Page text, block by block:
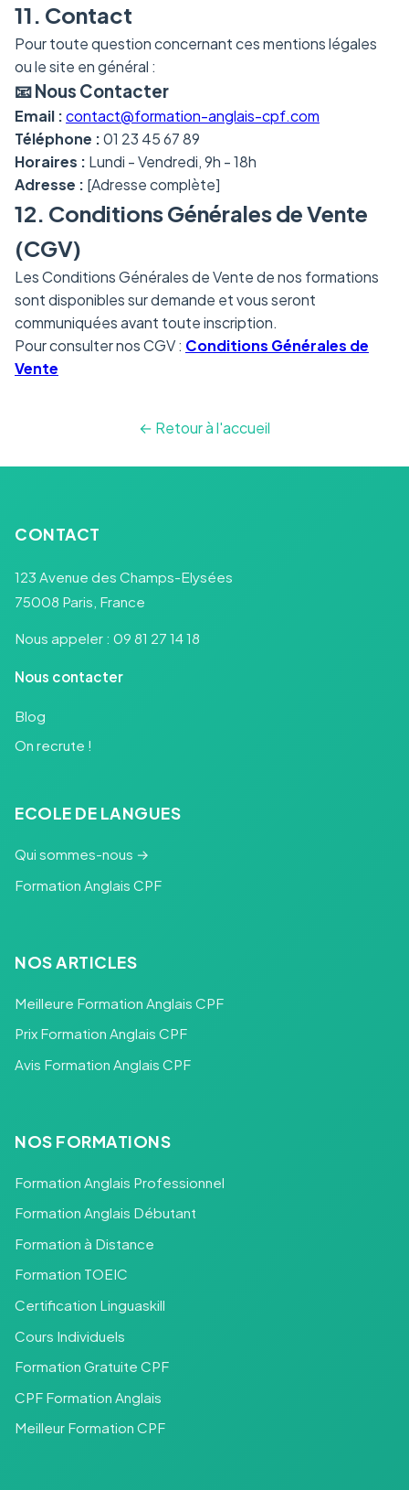
11. Contact
Pour toute question concernant ces mentions légales
ou le site en général :
📧 Nous Contacter
Email :contact@formation-anglais-cpf.com
Téléphone :01 23 45 67 89
Horaires : Lundi - Vendredi, 9h - 18h
Adresse : [Adresse complète]
12. Conditions Générales de Vente
(CGV)
Les Conditions Générales de Vente de nos formations
sont disponibles sur demande et vous seront
communiquées avant toute inscription.
Pour consulter nos CGV : Conditions Générales de
Vente
← Retour à l'accueil
CONTACT
123 Avenue des Champs-Elysées
75008 Paris, France
Nous appeler : 09 81 27 14 18
Nous contacter
Blog
On recrute !
ECOLE DE LANGUES
Qui sommes-nous →
Formation Anglais CPF
NOS ARTICLES
Meilleure Formation Anglais CPF
Prix Formation Anglais CPF
Avis Formation Anglais CPF
NOS FORMATIONS
Formation Anglais Professionnel
Formation Anglais Débutant
Formation à Distance
Formation TOEIC
Certification Linguaskill
Cours Individuels
Formation Gratuite CPF
CPF Formation Anglais
Meilleur Formation CPF